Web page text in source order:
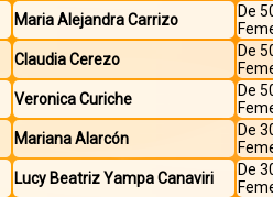
Maria Alejandra Carrizo
De
Claudia Cerezo
De
Veronica Curiche
De
Mariana Alarcón
De
Lucy Beatriz Yampa Canaviri
De